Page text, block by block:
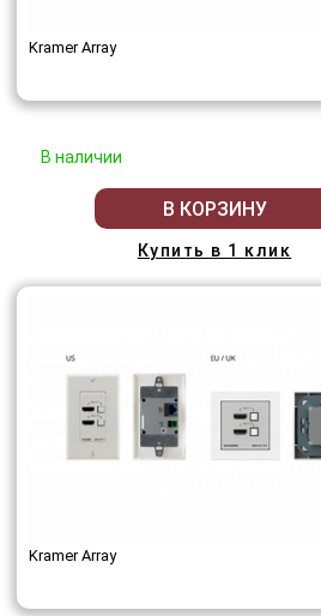
Kramer Array
В наличии
В КОРЗИНУ
Купить в 1 клик
Kramer Array